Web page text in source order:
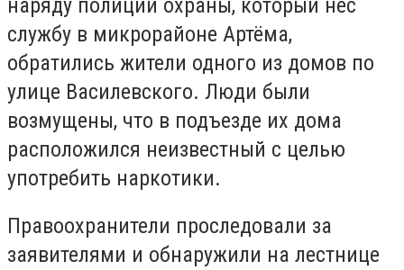
службу в микрорайоне Артёма,
обратились жители одного из домов по
улице Василевского. Люди были
возмущены, что в подъезде их дома
расположился неизвестный с целью
употребить наркотики.
Правоохранители проследовали за
заявителями и обнаружили на лестнице